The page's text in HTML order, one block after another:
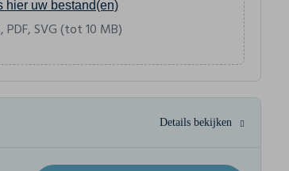
hier uw bestand(en)
PDF, SVG (tot 10 MB)
Details bekijken